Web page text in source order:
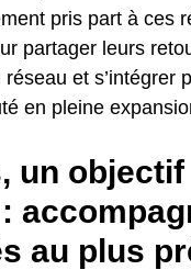
pris part à ces
partager leurs
et s’intégrer
en pleine
un objectif
au plus